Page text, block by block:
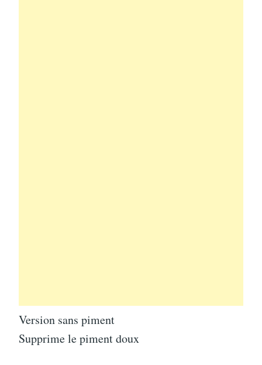
Version sans piment
Supprime le piment doux